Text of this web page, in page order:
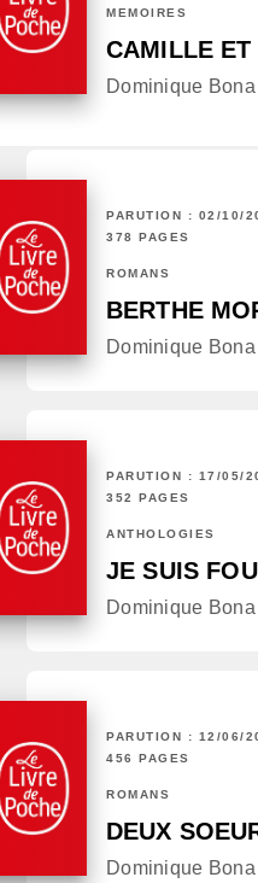
MÉMOIRES
CAMILLE ET
Dominique Bona
PARUTION : 02/10/
378 PAGES
ROMANS
BERTHE
Dominique Bona
PARUTION : 17/05/
352 PAGES
ANTHOLOGIES
JE SUIS
Dominique Bona
PARUTION : 12/06/
456 PAGES
ROMANS
DEUX
Dominique Bona